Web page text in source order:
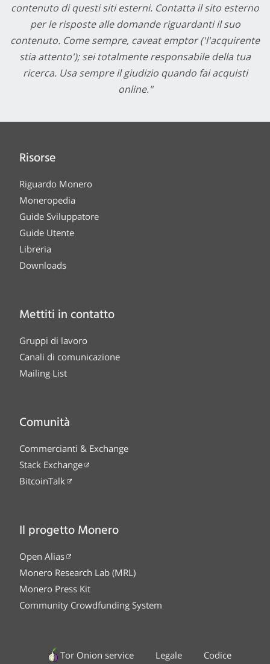
contenuto di questi siti esterni. Contatta il sito esterno
per le risposte alle domande riguardanti il suo
contenuto. Come sempre, caveat emptor ('l'acquirente
stia attento'); sei totalmente responsabile della tua
ricerca. Usa sempre il giudizio quando fai acquisti
online."
Risorse
Riguardo Monero
Moneropedia
Guide Sviluppatore
Guide Utente
Libreria
Downloads
Mettiti in contatto
Gruppi di lavoro
Canali di comunicazione
Mailing List
Comunità
Commercianti & Exchange
Stack Exchange
BitcoinTalk
Il progetto Monero
Open Alias
Monero Research Lab (MRL)
Monero Press Kit
Community Crowdfunding System
Tor Onion service Legale Codice